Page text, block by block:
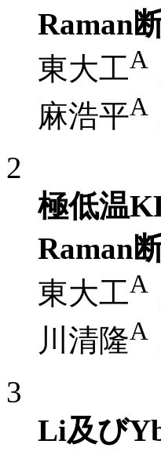
Raman
東大工A
麻浩平A
2
極低温
Raman
東大工A
川清隆A
3
Li及び